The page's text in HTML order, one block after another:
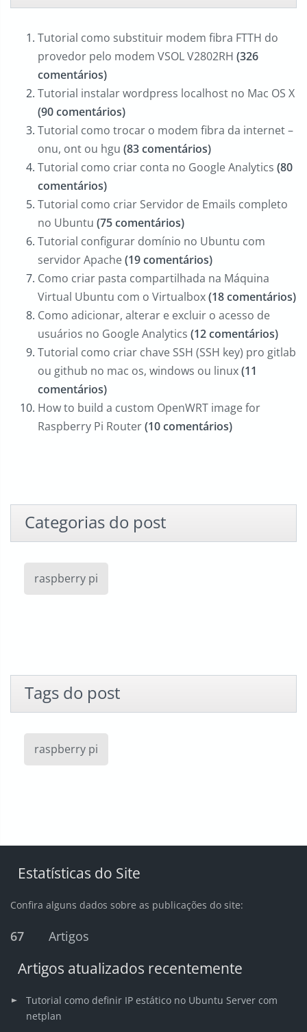
Tutorial como substituir modem fibra FTTH do
provedor pelo modem VSOL V2802RH (326
comentários)
Tutorial instalar wordpress localhost no Mac OS X
(90 comentários)
Tutorial como trocar o modem fibra da internet –
onu, ont ou hgu (83 comentários)
Tutorial como criar conta no Google Analytics (80
comentários)
Tutorial como criar Servidor de Emails completo
no Ubuntu (75 comentários)
Tutorial configurar domínio no Ubuntu com
servidor Apache(19 comentários)
Como criar pasta compartilhada na Máquina
Virtual Ubuntu com o Virtualbox(18 comentários)
Como adicionar, alterar e excluir o acesso de
usuários no Google Analytics (12 comentários)
Tutorial como criar chave SSH (SSH key) pro gitlab
ou github no mac os, windows ou linux(11
comentários)
How to build a custom OpenWRT image for
Raspberry Pi Router(10 comentários)
Categorias do post
raspberry pi
Tags do post
raspberry pi
Estatísticas do Site
Confira alguns dados sobre as publicações do site:
67 Artigos
Artigos atualizados recentemente
Tutorial como definir IP estático no Ubuntu Server com
netplan